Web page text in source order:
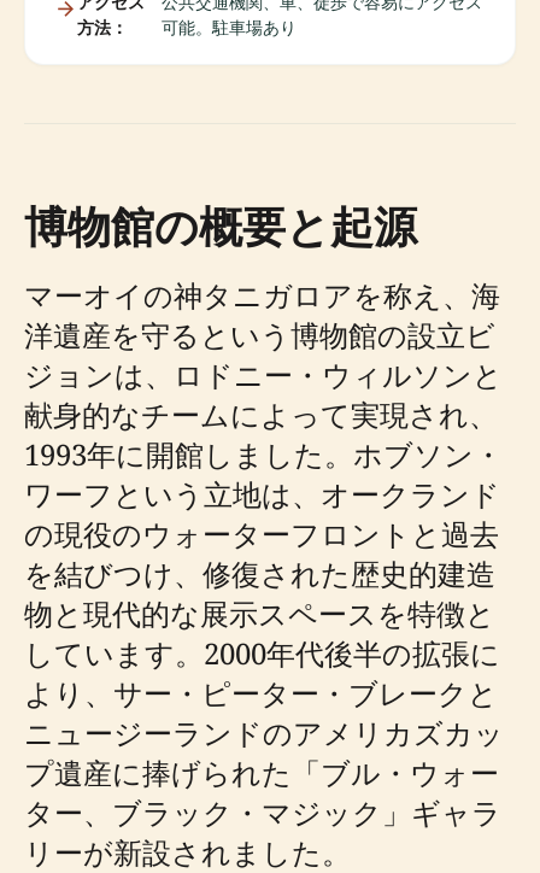
方法：
可能。駐車場あり
博物館の概要と起源
マーオイの神タニガロアを称え、海
洋遺産を守るという博物館の設立ビ
ジョンは、ロドニー・ウィルソンと
献身的なチームによって実現され、
1993年に開館しました。ホブソン・
ワーフという立地は、オークランド
の現役のウォーターフロントと過去
を結びつけ、修復された歴史的建造
物と現代的な展示スペースを特徴と
しています。2000年代後半の拡張に
より、サー・ピーター・ブレークと
ニュージーランドのアメリカズカッ
プ遺産に捧げられた「ブル・ウォー
ター、ブラック・マジック」ギャラ
リーが新設されました。